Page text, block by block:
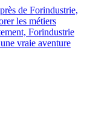
de Forindustrie,
les métiers
Forindustrie
vraie aventure